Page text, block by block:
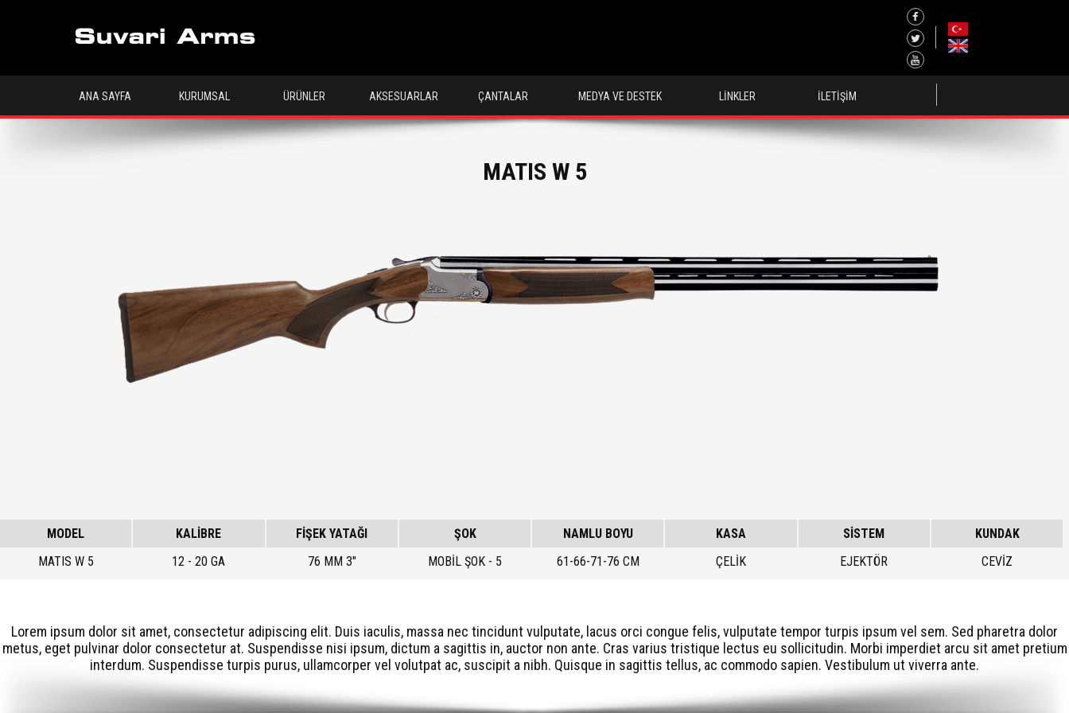
ANA SAYFA KURUMSAL ÜRÜNLER AKSESUARLAR ÇANTALAR MEDYA VE DESTEK LİNKLER İLETİŞİM
MATIS W 5
MODEL
MATIS W 5
KALİBRE
12 - 20 GA
FİŞEK YATAĞI
76 MM 3"
ŞOK
MOBİL ŞOK - 5
NAMLU BOYU
61-66-71-76 CM
KASA
ÇELİK
SİSTEM
EJEKTÖR
KUNDAK
CEVİZ
Lorem ipsum dolor sit amet, consectetur adipiscing elit. Duis iaculis, massa nec tincidunt vulputate, lacus orci congue felis, vulputate tempor turpis ipsum vel sem. Sed pharetra dolor
metus, eget pulvinar dolor consectetur at. Suspendisse nisi ipsum, dictum a sagittis in, auctor non ante. Cras varius tristique lectus eu sollicitudin. Morbi imperdiet arcu sit amet pretium
interdum. Suspendisse turpis purus, ullamcorper vel volutpat ac, suscipit a nibh. Quisque in sagittis tellus, ac commodo sapien. Vestibulum ut viverra ante.